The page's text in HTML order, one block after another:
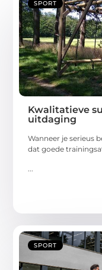
SPORT
Kwalitatieve
uitdaging
Wanneer je serieus
dat goede
SPORT